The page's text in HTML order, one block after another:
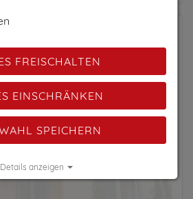
FREISCHALTEN
EINSCHRÄNKEN
SPEICHERN
Details anzeigen